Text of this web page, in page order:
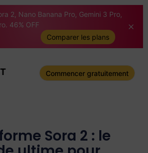
2, Nano Banana Pro, Gemini 3 Pro,
46% OFF
Comparer les plans
Commencer gratuitement
Sora 2 : le